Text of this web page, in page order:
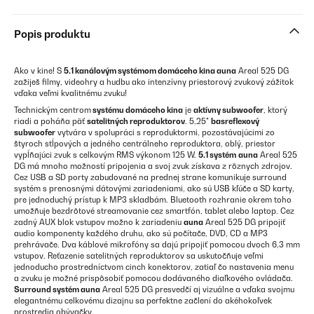
Popis produktu
Ako v kine! S 5.1 kanálovým systémom domáceho kina auna Areal 525 DG
zažiješ filmy, videohry a hudbu ako intenzívny priestorový zvukový zážitok
vďaka veľmi kvalitnému zvuku!
Technickým centromsystému domáceho kina je aktívny subwoofer, ktorý
riadi a poháňa päť satelitných reproduktorov. 5,25" basreflexový
subwoofer vytvára v spolupráci s reproduktormi, pozostávajúcimi zo
štyroch stĺpových a jedného centrálneho reproduktora, oblý, priestor
vypĺňajúci zvuk s celkovým RMS výkonom 125 W. 5.1 systém auna Areal 525
DG má mnoho možností pripojenia a svoj zvuk získava z rôznych zdrojov.
Cez USB a SD porty zabudované na prednej strane komunikuje surround
systém s prenosnými dátovými zariadeniami, ako sú USB kľúče a SD karty,
pre jednoduchý prístup k MP3 skladbám. Bluetooth rozhranie okrem toho
umožňuje bezdrôtové streamovanie cez smartfón, tablet alebo laptop. Cez
zadný AUX blok vstupov možno k zariadeniu auna Areal 525 DG pripojiť
audio komponenty každého druhu, ako sú počítače, DVD, CD a MP3
prehrávače. Dva káblové mikrofóny sa dajú pripojiť pomocou dvoch 6,3 mm
vstupov. Reťazenie satelitných reproduktorov sa uskutočňuje veľmi
jednoducho prostredníctvom cinch konektorov, zatiaľ čo nastavenia menu
a zvuku je možné prispôsobiť pomocou dodávaného diaľkového ovládača.
Surround systém auna Areal 525 DG presvedčí aj vizuálne a vďaka svojmu
elegantnému celkovému dizajnu sa perfektne začlení do akéhokoľvek
prostredia obývačky.